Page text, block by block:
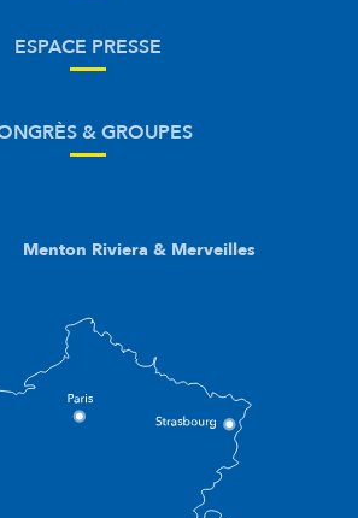
ESPACE PRESSE
& GROUPES
Menton Riviera & Merveilles